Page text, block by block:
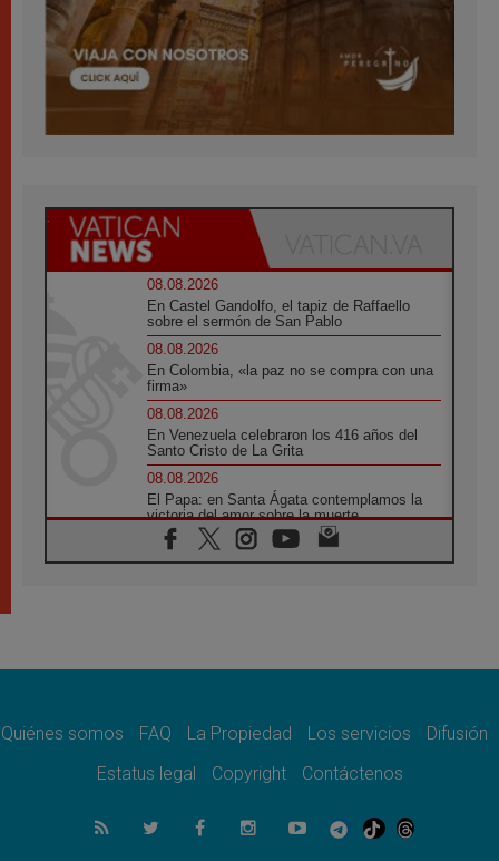
08.08.2026
En Castel Gandolfo, el tapiz de Raffaello
sobre el sermón de San Pablo
08.08.2026
En Colombia, «la paz no se compra con una
firma»
08.08.2026
En Venezuela celebraron los 416 años del
Santo Cristo de La Grita
08.08.2026
El Papa: en Santa Ágata contemplamos la
victoria del amor sobre la muerte
08.08.2026
León XIV visitará el Santuario de la Madre
07.08.2026
07.08.2026
el compromiso del cristiano"
La matanza de niños en Gaza no cesa: 300
muertos en 300 días
Quiénes somos FAQ La Propiedad Los servicios
Difusión
Estatus legal
Copyright Contáctenos